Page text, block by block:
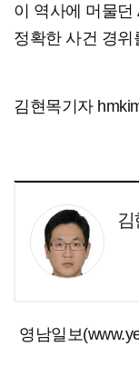
이 역사에 머물
정확한 사건 경
김현목기자
김
영남일보